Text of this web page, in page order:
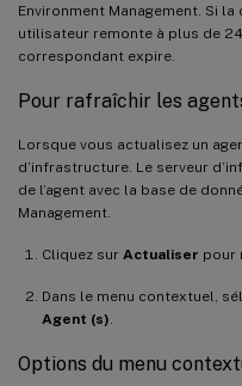
Environment Management. Si
utilisateur remonte à plus de
correspondant expire.
Pour rafraîchir les
Lorsque vous actualisez un
d’infrastructure. Le serveur
de l’agent avec la base de
Management.
Cliquez sur Actualiser pour
Dans le menu contextuel,
Agent (s)
Options du menu